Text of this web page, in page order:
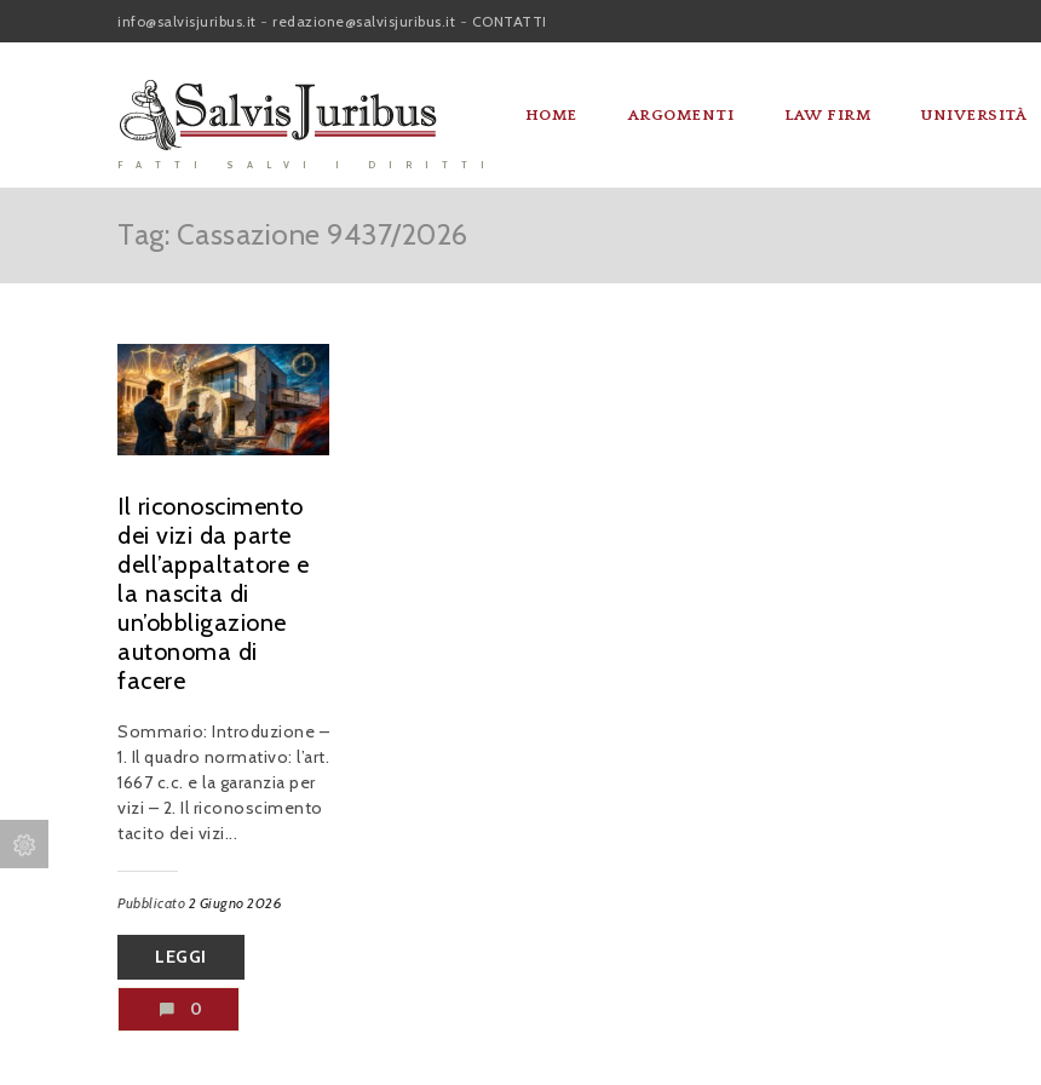
info@salvisjuribus.it - redazione@salvisjuribus.it - CONTATTI
FATTI SALVI I DIRITTI
HOME ARGOMENTI LAW FIRM UNIVERSITÀ
Tag: Cassazione 9437/2026
Il riconoscimento
dei vizi da parte
dell’appaltatore e
la nascita di
un’obbligazione
autonoma di
facere
Sommario: Introduzione –
1. Il quadro normativo: l’art.
1667 c.c. e la garanzia per
vizi – 2. Il riconoscimento
tacito dei vizi...
Pubblicato 2 Giugno 2026
LEGGI
0